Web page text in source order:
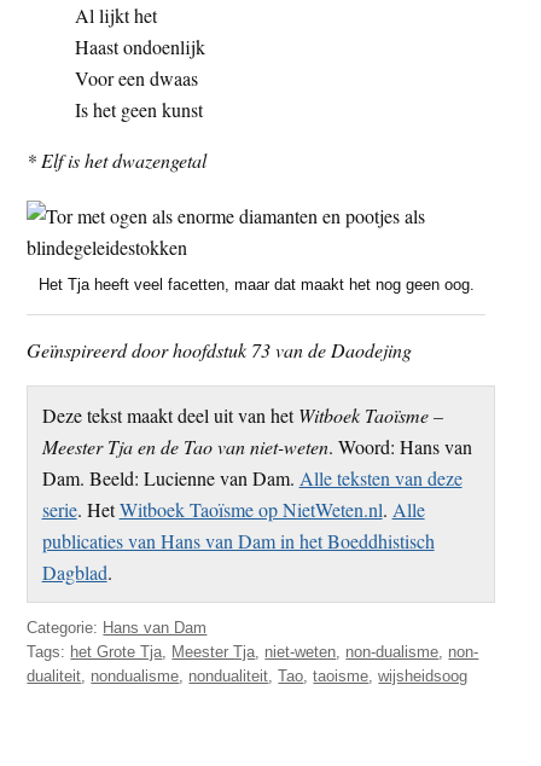
Al lijkt het
Haast ondoenlijk
Voor een dwaas
Is het geen kunst
* Elf is het dwazengetal
Het Tja heeft veel facetten, maar dat maakt het nog geen oog.
Geïnspireerd door hoofdstuk 73 van de Daodejing
Deze tekst maakt deel uit van hetWitboek Taoïsme –
Meester Tja en de Tao van niet-weten. Woord: Hans van
Dam. Beeld: Lucienne van Dam. Alle teksten van deze
serie. HetWitboek Taoïsme op NietWeten.nl. Alle
publicaties van Hans van Dam in het Boeddhistisch
Dagblad.
Categorie: Hans van Dam
Tags: het Grote Tja, Meester Tja, niet-weten, non-dualisme, non-
dualiteit, nondualisme, nondualiteit,Tao,taoisme,wijsheidsoog